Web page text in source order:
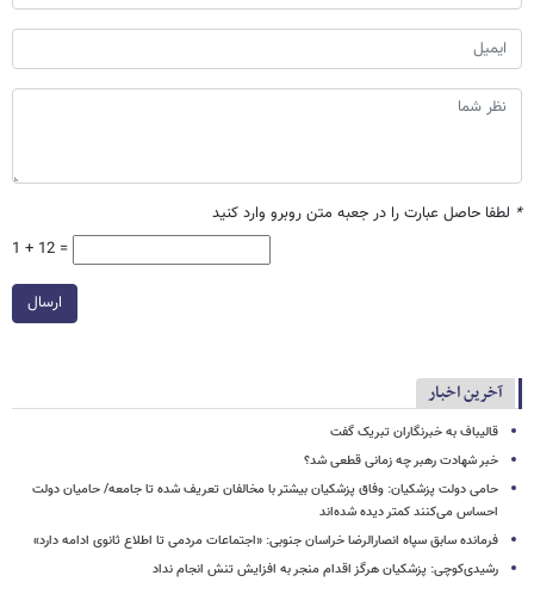
* لطفا حاصل عبارت را در جعبه متن روبرو وارد کنید
1 + 12 =
ارسال
آخرین اخبار
قالیباف به خبرنگاران تبریک گفت
خبر شهادت رهبر چه زمانی قطعی شد؟
حامی دولت پزشکیان: وفاق پزشکیان بیشتر با مخالفان تعریف شده تا جامعه/ حامیان دولت
احساس می‌کنند کمتر دیده شده‌اند
فرمانده سابق سپاه انصارالرضا خراسان جنوبی: «اجتماعات مردمی تا اطلاع ثانوی ادامه دارد»
رشیدی‌کوچی: پزشکیان هرگز اقدام منجر به افزایش تنش انجام نداد